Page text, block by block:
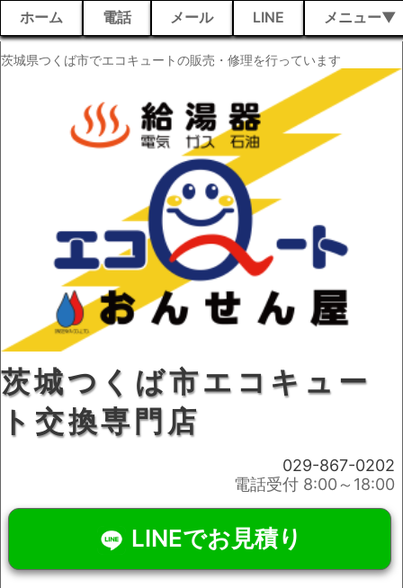
ホーム 電話 メール LINE メニュー
茨城県つくば市でエコキュートの販売・修理を行っています
茨城つくば市エコキュー
ト交換専門店
029-867-0202
電話受付 8:00～18:00
LINEでお見積り